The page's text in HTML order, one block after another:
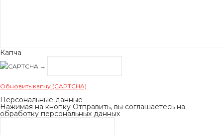
Капча
→
Обновить капчу (CAPTCHA)
Персональные данные
Нажимая на кнопку Отправить, вы соглашаетесь на
обработку персональных данных